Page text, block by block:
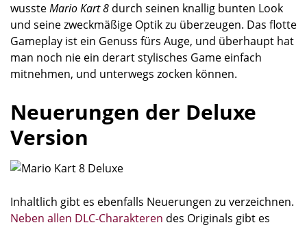
wussteMario Kart 8 durch seinen knallig bunten Look
und seine zweckmäßige Optik zu überzeugen. Das flotte
Gameplay ist ein Genuss fürs Auge, und überhaupt hat
man noch nie ein derart stylisches Game einfach
mitnehmen, und unterwegs zocken können.
Neuerungen der Deluxe
Version
Inhaltlich gibt es ebenfalls Neuerungen zu verzeichnen.
Neben allen DLC-Charakteren des Originals gibt es